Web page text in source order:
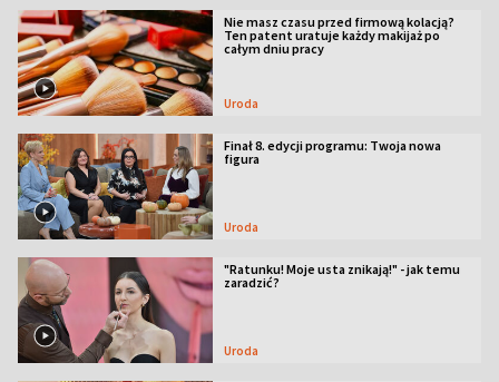
Nie masz czasu przed firmową kolacją?
Ten patent uratuje każdy makijaż po
całym dniu pracy
Uroda
Finał 8. edycji programu: Twoja nowa
figura
Uroda
"Ratunku! Moje usta znikają!" - jak temu
zaradzić?
Uroda